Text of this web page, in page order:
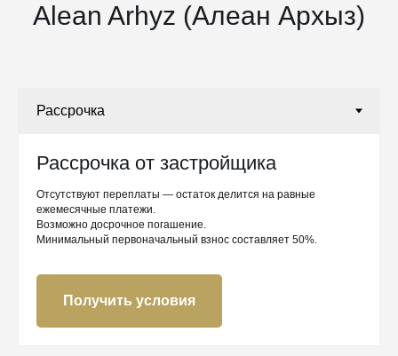
Alean Arhyz (Алеан Архыз)
Рассрочка от застройщика
Отсутствуют переплаты — остаток делится на равные
ежемесячные платежи.
Возможно досрочное погашение.
Минимальный первоначальный взнос составляет 50%.
Получить условия